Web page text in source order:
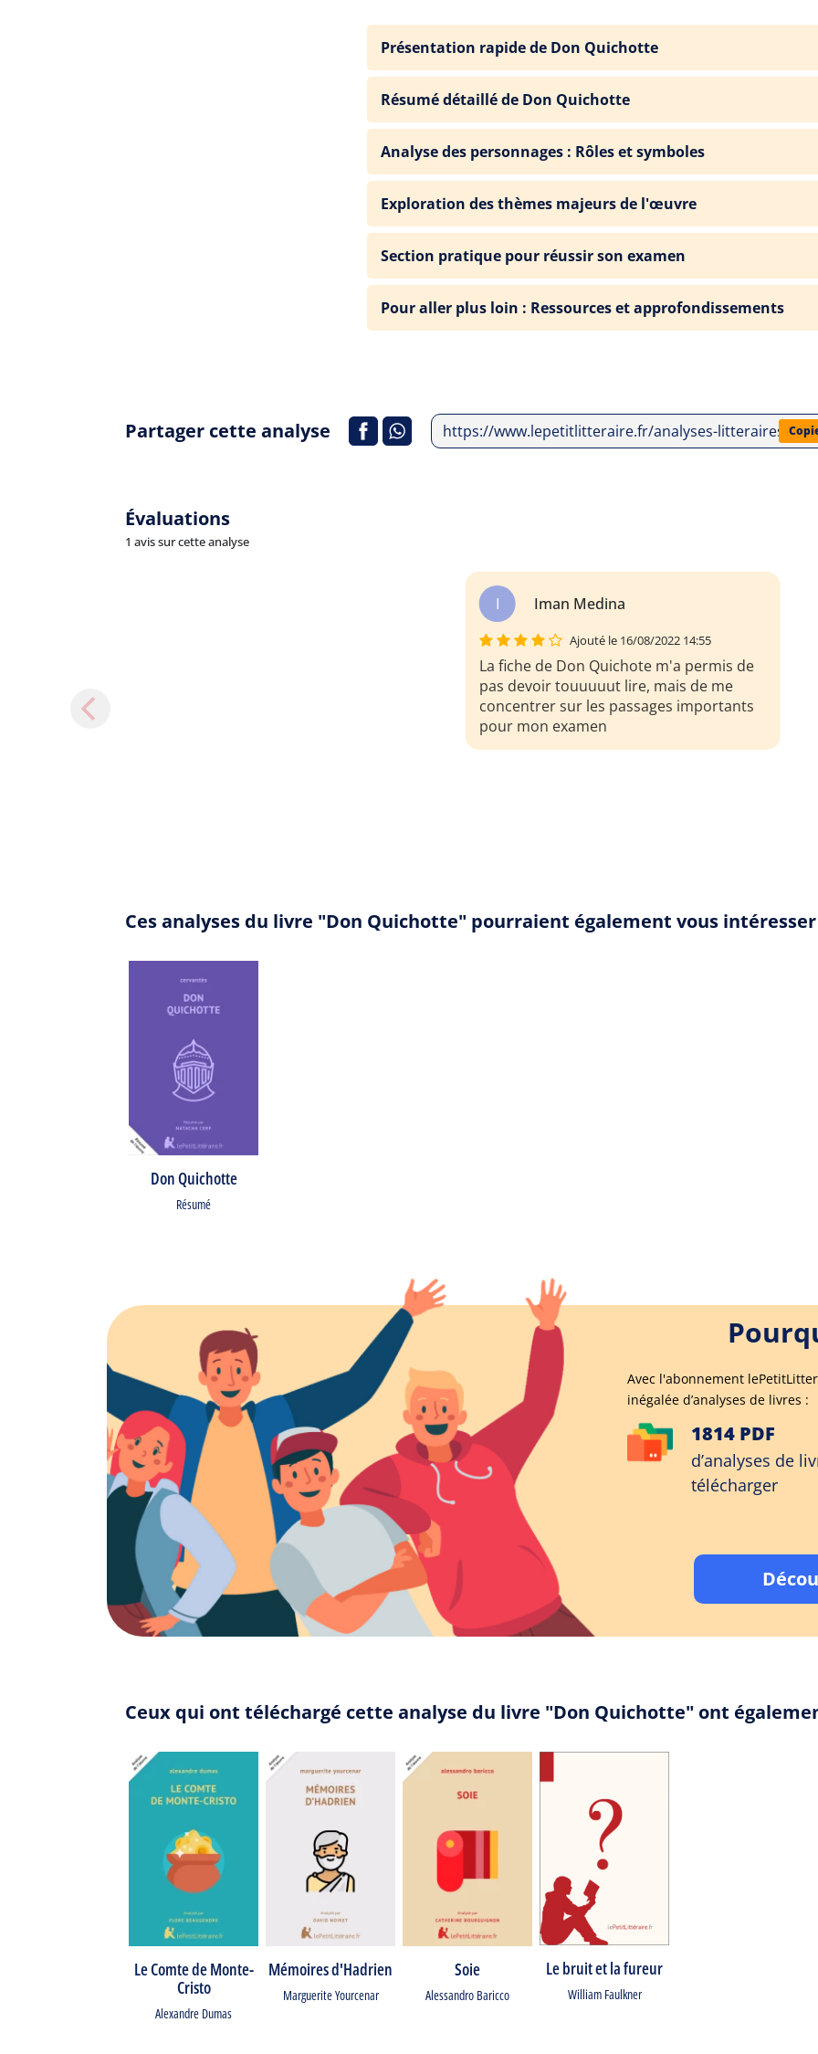
Présentation rapide de Don Quichotte
Résumé détaillé de Don Quichotte
Analyse des personnages : Rôles et symboles
Exploration des thèmes majeurs de l'œuvre
Section pratique pour réussir son examen
Pour aller plus loin : Ressources et approfondissements
Partager cette analyse https://www.lepetitlitteraire.fr/analyses-litteraires/
Évaluations
1 avis sur cette analyse
I Iman Medina
Ajouté le 16/08/2022 14:55
La fiche de Don Quichote m'a permis de
pas devoir touuuuut lire, mais de me
concentrer sur les passages importants
pour mon examen
Ces analyses du livre "Don Quichotte" pourraient également vous intéresser
Don Quichotte
Résumé
Avec l'abonnement
inégalée d’analyses de livres :
1814 PDF
d’analyses de
télécharger
Ceux qui ont téléchargé cette analyse du livre "Don Quichotte" ont
Le Comte de Monte-
Cristo
Alexandre Dumas
Mémoires d'Hadrien
Marguerite Yourcenar
Soie
Alessandro Baricco
Le bruit et la fureur
William Faulkner